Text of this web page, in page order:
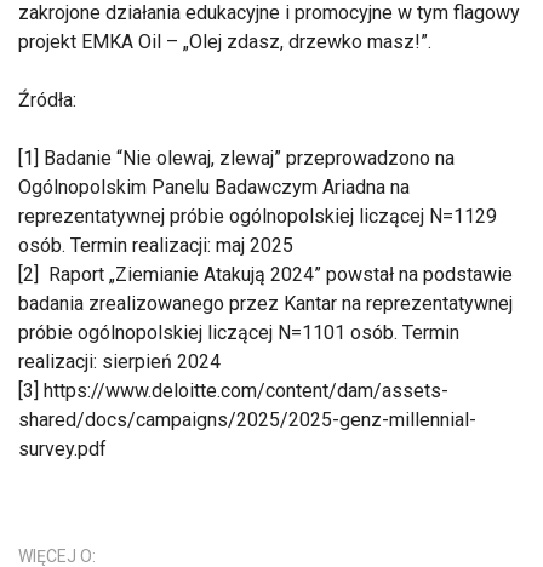
zakrojone działania edukacyjne i promocyjne w tym flagowy
projekt EMKA Oil – „Olej zdasz, drzewko masz!”.
Źródła:
[1] Badanie “Nie olewaj, zlewaj” przeprowadzono na
Ogólnopolskim Panelu Badawczym Ariadna na
reprezentatywnej próbie ogólnopolskiej liczącej N=1129
osób. Termin realizacji: maj 2025
[2] Raport „Ziemianie Atakują 2024” powstał na podstawie
badania zrealizowanego przez Kantar na reprezentatywnej
próbie ogólnopolskiej liczącej N=1101 osób. Termin
realizacji: sierpień 2024
[3] https://www.deloitte.com/content/dam/assets-
shared/docs/campaigns/2025/2025-genz-millennial-
survey.pdf
WIĘCEJ O: